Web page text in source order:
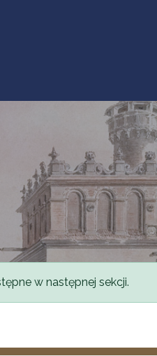
w następnej sekcji.